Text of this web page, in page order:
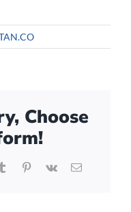
Choose
TumblrPinterest
Vk Email